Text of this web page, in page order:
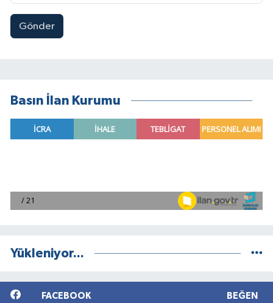
Gönder
Basın İlan Kurumu
Yükleniyor...
FACEBOOK BEĞEN